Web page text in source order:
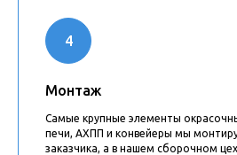
Монтаж
Самые крупные элементы
печи, АХПП и конвейеры мы
заказчика, а в нашем сборочном